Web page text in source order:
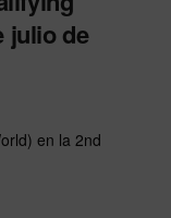
julio de
en la 2nd